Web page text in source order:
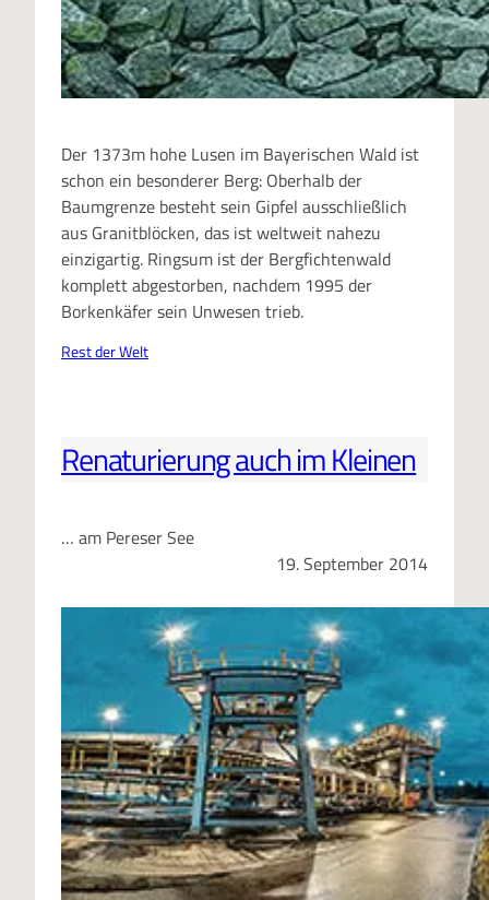
Der 1373m hohe Lusen im Bayerischen Wald ist
schon ein besonderer Berg: Oberhalb der
Baumgrenze besteht sein Gipfel ausschließlich
aus Granitblöcken, das ist weltweit nahezu
einzigartig. Ringsum ist der Bergfichtenwald
komplett abgestorben, nachdem 1995 der
Borkenkäfer sein Unwesen trieb.
Rest der Welt
Renaturierung auch im Kleinen
… am Pereser See
19. September 2014